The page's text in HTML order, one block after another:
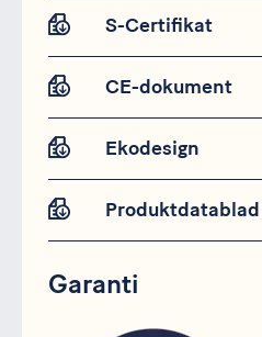
S-Certifikat
CE-dokument
Ekodesign
Produktdatablad
Garanti